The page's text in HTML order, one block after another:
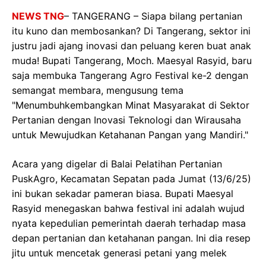
NEWS TNG– TANGERANG – Siapa bilang pertanian
itu kuno dan membosankan? Di Tangerang, sektor ini
justru jadi ajang inovasi dan peluang keren buat anak
muda! Bupati Tangerang, Moch. Maesyal Rasyid, baru
saja membuka Tangerang Agro Festival ke-2 dengan
semangat membara, mengusung tema
"Menumbuhkembangkan Minat Masyarakat di Sektor
Pertanian dengan Inovasi Teknologi dan Wirausaha
untuk Mewujudkan Ketahanan Pangan yang Mandiri."
Acara yang digelar di Balai Pelatihan Pertanian
PuskAgro, Kecamatan Sepatan pada Jumat (13/6/25)
ini bukan sekadar pameran biasa. Bupati Maesyal
Rasyid menegaskan bahwa festival ini adalah wujud
nyata kepedulian pemerintah daerah terhadap masa
depan pertanian dan ketahanan pangan. Ini dia resep
jitu untuk mencetak generasi petani yang melek